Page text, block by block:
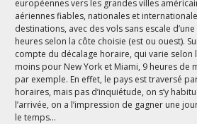
européennes vers les grandes villes
aériennes fiables, nationales et
destinations, avec des vols sans escale
heures selon la côte choisie (est ou ouest).
compte du décalage horaire, qui varie selon
moins pour New York et Miami, 9 heures de
par exemple. En effet, le pays est traversé
horaires, mais pas d’inquiétude, on s’y
l’arrivée, on a l’impression de gagner une
le temps…